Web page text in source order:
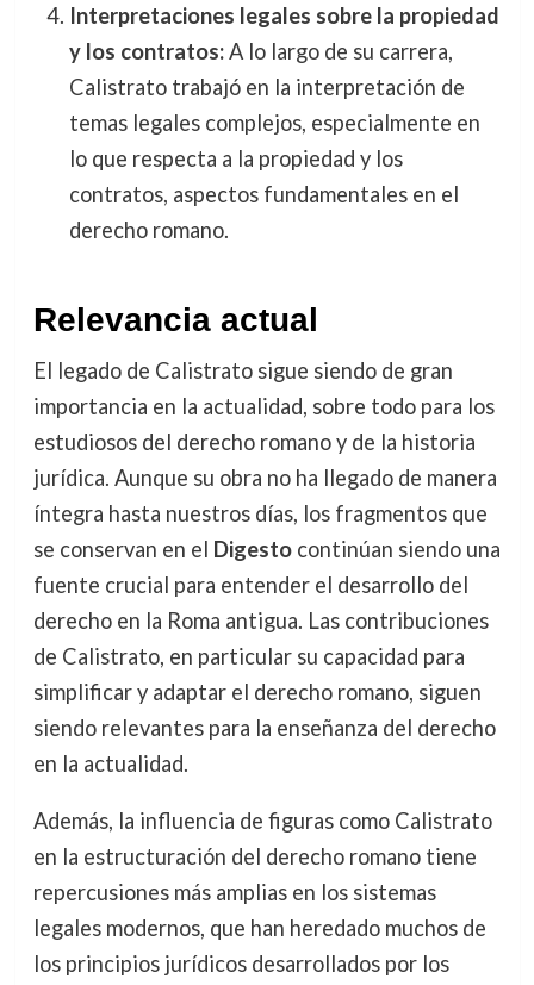
Interpretaciones legales sobre la propiedad
y los contratos:A lo largo de su carrera,
Calistrato trabajó en la interpretación de
temas legales complejos, especialmente en
lo que respecta a la propiedad y los
contratos, aspectos fundamentales en el
derecho romano.
Relevancia actual
El legado de Calistrato sigue siendo de gran
importancia en la actualidad, sobre todo para los
estudiosos del derecho romano y de la historia
jurídica. Aunque su obra no ha llegado de manera
íntegra hasta nuestros días, los fragmentos que
se conservan en el Digestocontinúan siendo una
fuente crucial para entender el desarrollo del
derecho en la Roma antigua. Las contribuciones
de Calistrato, en particular su capacidad para
simplificar y adaptar el derecho romano, siguen
siendo relevantes para la enseñanza del derecho
en la actualidad.
Además, la influencia de figuras como Calistrato
en la estructuración del derecho romano tiene
repercusiones más amplias en los sistemas
legales modernos, que han heredado muchos de
los principios jurídicos desarrollados por los